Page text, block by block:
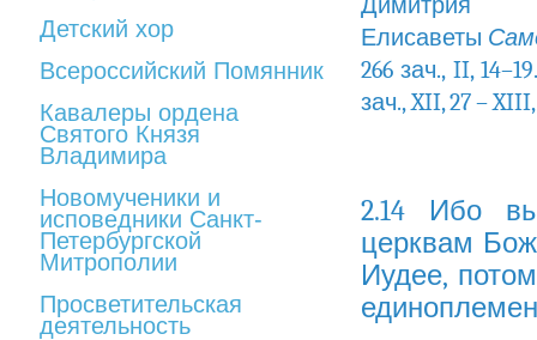
Детский хор
Всероссийский Помянник
Кавалеры ордена
Святого Князя
Владимира
Новомученики и
исповедники Санкт-
Петербургской
Митрополии
Просветительская
деятельность
Елисаветы
266 зач., II,
зач., XII, 27 –
2.14 Ибо
церквам
Иудее,